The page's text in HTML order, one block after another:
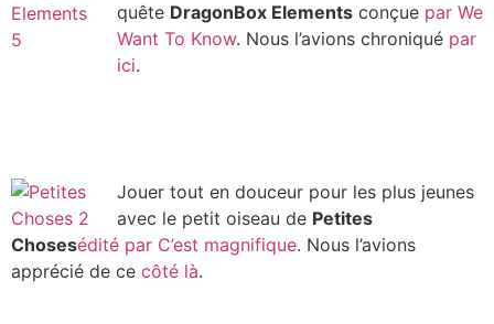
quête DragonBox Elements conçue par We
Want To Know. Nous l’avions chroniqué par
ici.
Jouer tout en douceur pour les plus jeunes
avec le petit oiseau de Petites
Chosesédité par C’est magnifique. Nous l’avions
apprécié de ce côté là.